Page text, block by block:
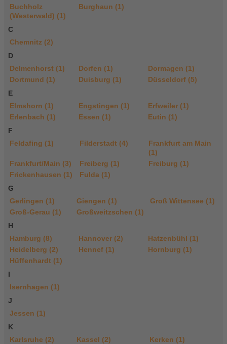
Buchholz
(Westerwald) (1)
Burghaun (1)
C
Chemnitz (2)
D
Delmenhorst (1)
Dorfen (1)
Dormagen (1)
Dortmund (1)
Duisburg (1)
Düsseldorf (5)
E
Elmshorn (1)
Engstingen (1)
Erfweiler (1)
Erlenbach (1)
Essen (1)
Eutin (1)
F
Feldafing (1)
Filderstadt (4)
Frankfurt am Main
(1)
Frankfurt/Main (3)
Freiberg (1)
Freiburg (1)
Frickenhausen (1)
Fulda (1)
G
Gerlingen (1)
Giengen (1)
Groß Wittensee (1)
Groß-Gerau (1)
Großweitzschen (1)
H
Hamburg (8)
Hannover (2)
Hatzenbühl (1)
Heidelberg (2)
Hennef (1)
Hornburg (1)
Hüffenhardt (1)
I
Isernhagen (1)
J
Jessen (1)
K
Karlsruhe (2)
Kassel (2)
Kerken (1)